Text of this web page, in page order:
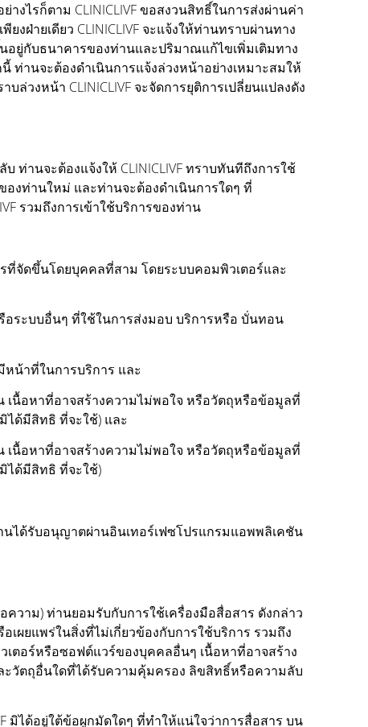
ไรก็ตาม CLINICLIVF ขอสงวนสิทธิ์ในการส่งผ่านค่า
ฝ่ายเดียว CLINICLIVF จะแจ้งให้ท่านทราบผ่านทาง
นอยู่กับธนาคารของท่านและปริมาณแก้ไขเพิ่มเติมทาง
ท่านจะต้องดำเนินการแจ้งล่วงหน้าอย่างเหมาะสมให้
วงหน้า CLINICLIVF จะจัดการยุติการเปลี่ยนแปลงดัง
ท่านจะต้องแจ้งให้ CLINICLIVF ทราบทันทีถึงการใช้
งท่านใหม่ และท่านจะต้องดำเนินการใดๆ ที่
รวมถึงการเข้าใช้บริการของท่าน
ที่จัดขึ้นโดยบุคคลที่สาม โดยระบบคอมพิวเตอร์และ
ระบบอื่นๆ ที่ใช้ในการส่งมอบ บริการหรือ บั่นทอน
น้าที่ในการบริการ และ
นื้อหาที่อาจสร้างความไม่พอใจ หรือวัตถุหรือข้อมูลที่
ด้มีสิทธิ ที่จะใช้) และ
นื้อหาที่อาจสร้างความไม่พอใจ หรือวัตถุหรือข้อมูลที่
ได้มีสิทธิ ที่จะใช้)
นได้รับอนุญาตผ่านอินเทอร์เฟซโปรแกรมแอพพลิเคชัน
วาม) ท่านยอมรับกับการใช้เครื่องมือสื่อสาร ดังกล่าว
ผยแพร่ในสิ่งที่ไม่เกี่ยวข้องกับการใช้บริการ รวมถึง
ตอร์หรือซอฟต์แวร์ของบุคคลอื่นๆ เนื้อหาที่อาจสร้าง
ะวัตถุอื่นใดที่ได้รับความคุ้มครอง ลิขสิทธิ์หรือความลับ
มิได้อยู่ใต้ข้อผูกมัดใดๆ ที่ทำให้แน่ใจว่าการสื่อสาร บน